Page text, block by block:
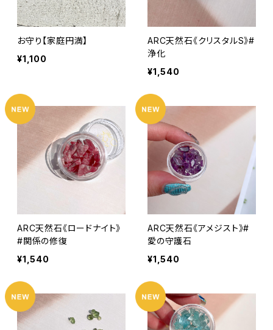
お守り【家庭円満】
¥1,100
ARC天然石《クリスタルS》#
浄化
¥1,540
ARC天然石《ロードナイト》
#関係の修復
¥1,540
ARC天然石《アメジスト》#
愛の守護石
¥1,540